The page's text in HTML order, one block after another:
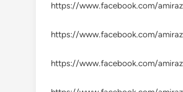
https://www.facebook.com/
https://www.facebook.com/
https://www.facebook.com/